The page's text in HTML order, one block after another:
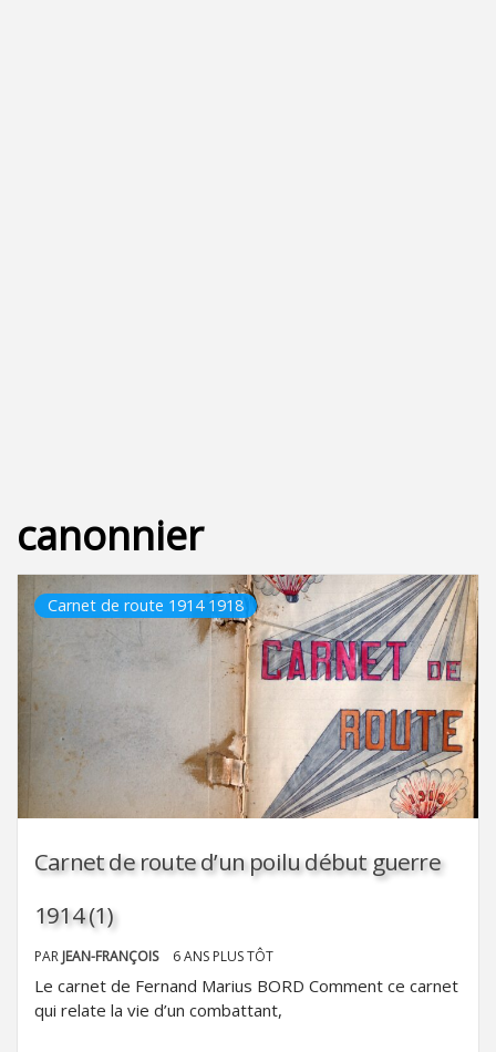
canonnier
Carnet de route 1914 1918
Carnet de route d’un poilu début guerre
1914 (1)
PAR JEAN-FRANÇOIS 6 ANS PLUS TÔT
Le carnet de Fernand Marius BORD Comment ce carnet
qui relate la vie d’un combattant,